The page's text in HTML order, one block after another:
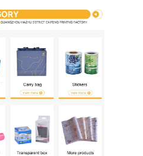
maschera facciale